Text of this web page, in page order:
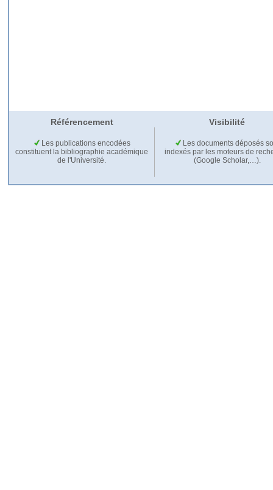
Référencement Visibilité
Les publications encodées
constituent la bibliographie académique
de l'Université.
Les documents déposés
indexés par les moteurs de
(Google Scholar,…).